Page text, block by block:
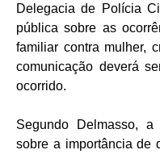
Delegacia de Polícia
pública sobre as
familiar contra mulher,
comunicação deverá
ocorrido.
Segundo Delmasso, a
sobre a importância de